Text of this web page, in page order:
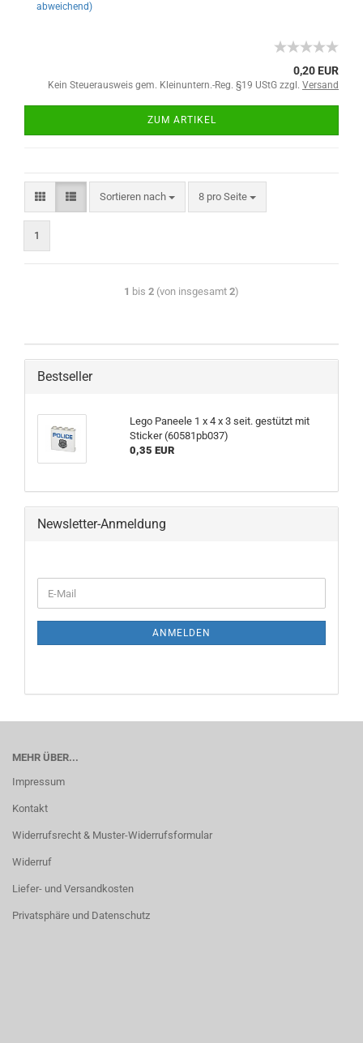
abweichend)
0,20 EUR
Kein Steuerausweis gem. Kleinuntern.-Reg. §19 UStG zzgl. Versand
ZUM ARTIKEL
Sortieren nach 8 pro Seite
1
1 bis 2 (von insgesamt 2)
Bestseller
Lego Paneele 1 x 4 x 3 seit. gestützt mit
Sticker (60581pb037)
0,35 EUR
Newsletter-Anmeldung
ANMELDEN
MEHR ÜBER...
Impressum
Kontakt
Widerrufsrecht & Muster-Widerrufsformular
Widerruf
Liefer- und Versandkosten
Privatsphäre und Datenschutz